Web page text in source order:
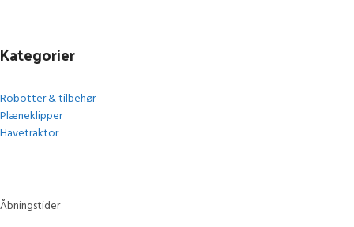
Kategorier
Robotter & tilbehør
Plæneklipper
Havetraktor
Åbningstider